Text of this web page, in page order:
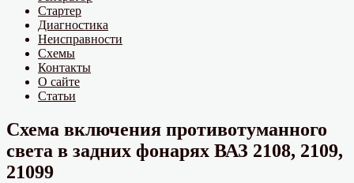
Стартер
Диагностика
Неисправности
Схемы
Контакты
О сайте
Статьи
Схема включения противотуманного
света в задних фонарях ВАЗ 2108, 2109,
21099